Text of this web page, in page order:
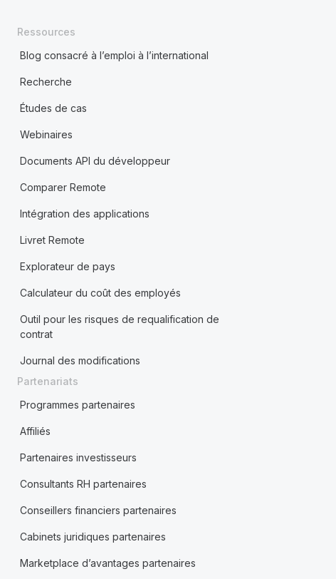
Ressources
Blog consacré à l’emploi à l’international
Recherche
Études de cas
Webinaires
Documents API du développeur
Comparer Remote
Intégration des applications
Livret Remote
Explorateur de pays
Calculateur du coût des employés
Outil pour les risques de requalification de
contrat
Journal des modifications
Partenariats
Programmes partenaires
Affiliés
Partenaires investisseurs
Consultants RH partenaires
Conseillers financiers partenaires
Cabinets juridiques partenaires
Marketplace d’avantages partenaires